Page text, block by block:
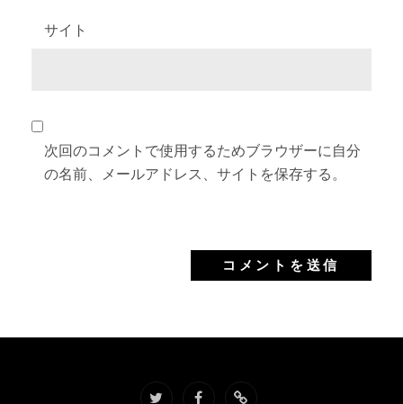
サイト
次回のコメントで使用するためブラウザーに自分
の名前、メールアドレス、サイトを保存する。